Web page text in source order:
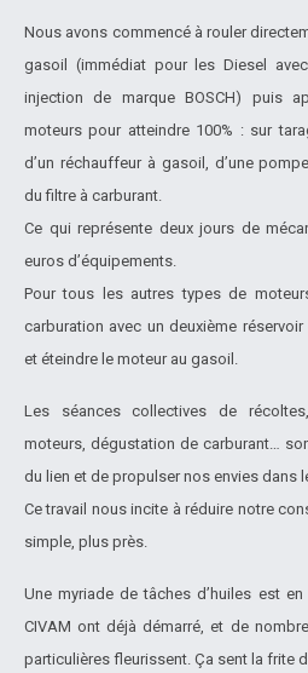
Nous avons commencé à rouler
gasoil (immédiat pour les Diesel
injection de marque BOSCH) puis
moteurs pour atteindre 100% : sur
d’un réchauffeur à gasoil, d’une
du filtre à carburant.
Ce qui représente deux jours de
euros d’équipements.
Pour tous les autres types de
carburation avec un deuxième
et éteindre le moteur au gasoil.
Les séances collectives de
moteurs, dégustation de carburant…
du lien et de propulser nos envies dans
Ce travail nous incite à réduire notre
simple, plus près.
Une myriade de tâches d’huiles est
CIVAM ont déjà démarré, et de
particulières fleurissent. Ça sent la frite